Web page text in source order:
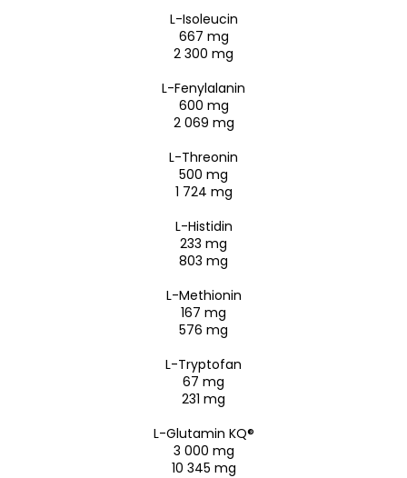
L-Isoleucin
667 mg
2 300 mg
L-Fenylalanin
600 mg
2 069 mg
L-Threonin
500 mg
1 724 mg
L-Histidin
233 mg
803 mg
L-Methionin
167 mg
576 mg
L-Tryptofan
67 mg
231 mg
L-Glutamin KQ®
3 000 mg
10 345 mg